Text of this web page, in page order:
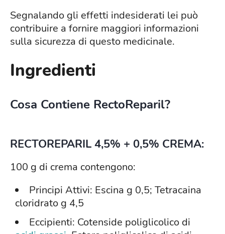
Segnalando gli effetti indesiderati lei può
contribuire a fornire maggiori informazioni
sulla sicurezza di questo medicinale.
Ingredienti
Cosa Contiene RectoReparil?
RECTOREPARIL 4,5% + 0,5% CREMA:
100 g di crema contengono:
Principi Attivi: Escina g 0,5; Tetracaina
cloridrato g 4,5
Eccipienti: Cotenside poliglicolico di